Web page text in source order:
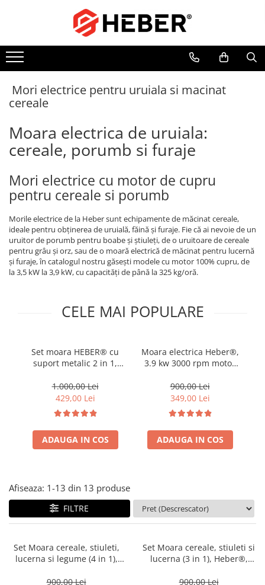
Toate Produsele
Mixere cu bol
Friteuze cu aer cald
Pompe de apa
Pompe submersibile
Pompe submersibile nisip
Pompe apa de suprafata
Motopompe
Hidrofoare
Hidrofor cu pompa submersibila
Pompe de stropit
Pompe de stropit electrice
Pompe de stropit manuale
Mori electrice
Batoze de porumb
Dezumidificatoare
Aparate de sudura
Drujbe
Motocoase
Scule si Unelte Electrice
Coloane dus
Chiuvete
Baterii de bucatarie
Mori electrice pentru uruiala si macinat
cereale
Moara electrica de uruiala:
cereale, porumb si furaje
Mori electrice cu motor de cupru
pentru cereale si porumb
Morile electrice de la Heber sunt echipamente de măcinat cereale,
ideale pentru obținerea de uruială, făină și furaje. Fie că ai nevoie de un
uruitor de porumb pentru boabe și știuleți, de o uruitoare de cereale
pentru grâu și orz, sau de o moară electrică de măcinat pentru lucernă
și furaje, în catalogul nostru găsești modele cu motor 100% cupru, de
la 3,5 kW la 3,9 kW, cu capacități de până la 325 kg/oră.
CELE MAI POPULARE
Set moara HEBER® cu
suport metalic 2 in 1,
300kg/ora, pentru
macinat cereale, uruiala,
porumb boabe, stiuleti,
coceni, butuc cu 20
ciocanele, 4 site
1.000,00 Lei
429,00 Lei
ADAUGA IN COS
Moara electrica Heber®,
3.9 kw 3000 rpm motor
cuva mare, 20 de
ciocanele pentru cereale
si stiuleti
900,00 Lei
349,00 Lei
ADAUGA IN COS
Afiseaza: 1-13 din 13 produse
FILTRE
Set Moara cereale, stiuleti,
lucerna si legume (4 in 1),
cu ciocanele + razatoare +
900,00 Lei
Set Moara cereale, stiuleti si
lucerna (3 in 1), Heber®,
din metal
900,00 Lei